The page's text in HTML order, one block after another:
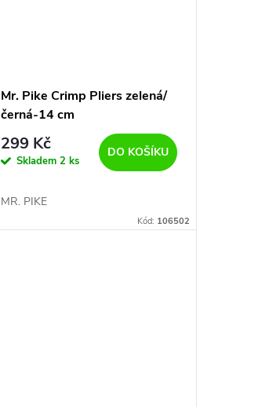
Mr. Pike Crimp Pliers zelená/
černá-14 cm
299 Kč
Skladem 2 ks
DO KOŠÍKU
MR. PIKE
Kód: 106502